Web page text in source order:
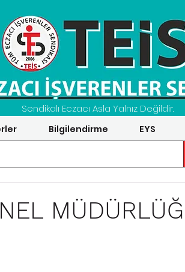
Sendikalı Eczacı Asla Yalnız Değildir.
Bilgilendirme EYS